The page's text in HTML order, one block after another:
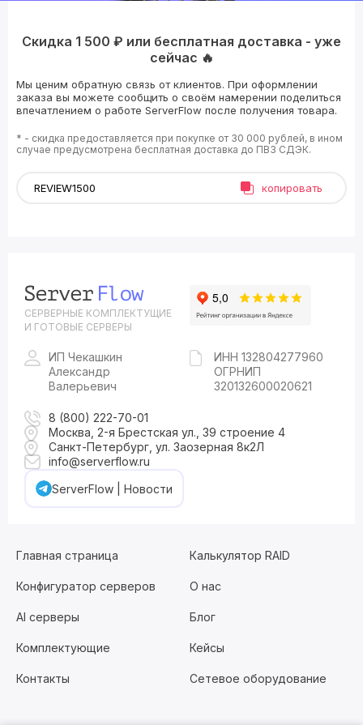
Скидка 1 500 ₽ или бесплатная доставка - уже
сейчас 🔥
Мы ценим обратную связь от клиентов. При оформлении
заказа вы можете сообщить о своём намерении поделиться
впечатлением о работе ServerFlow после получения товара.
* - скидка предоставляется при покупке от 30 000 рублей, в ином
случае предусмотрена бесплатная доставка до ПВЗ СДЭК.
копировать
СЕРВЕРНЫЕ КОМПЛЕКТУЩИЕ
И ГОТОВЫЕ СЕРВЕРЫ
ИП Чекашкин
Александр
Валерьевич
ИНН 132804277960
ОГРНИП
320132600020621
8 (800) 222-70-01
Москва, 2-я Брестская ул., 39 строение 4
Санкт-Петербург, ул. Заозерная 8к2Л
info@serverflow.ru
ServerFlow | Новости
Главная страница Калькулятор RAID
Конфигуратор серверов О нас
AI серверы Блог
Комплектующие Кейсы
Контакты Сетевое оборудование